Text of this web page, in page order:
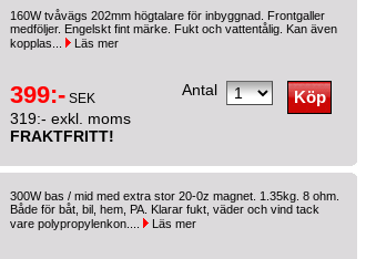
160W tvåvägs 202mm högtalare för inbyggnad. Frontgaller
medföljer. Engelskt fint märke. Fukt och vattentålig. Kan även
kopplas...
Läs mer
399:- SEK
319:- exkl. moms
FRAKTFRITT!
Antal
300W bas / mid med extra stor 20-0z magnet. 1.35kg. 8 ohm.
Både för båt, bil, hem, PA. Klarar fukt, väder och vind tack
vare polypropylenkon....
Läs mer